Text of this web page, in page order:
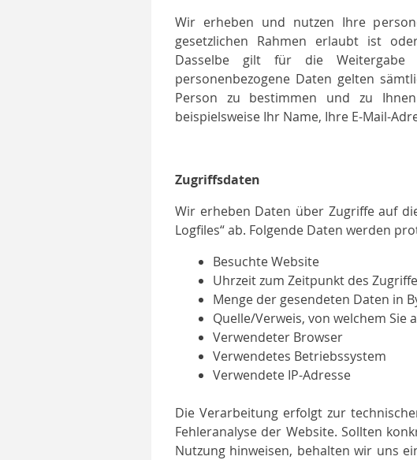
Wir erheben und nutzen Ihre
gesetzlichen Rahmen erlaubt ist
Dasselbe gilt für die Weitergabe
personenbezogene Daten gelten
Person zu bestimmen und zu
beispielsweise Ihr Name, Ihre E-Mail-
Zugriffsdaten
Wir erheben Daten über Zugriffe auf
Logfiles“ ab. Folgende Daten werden
Besuchte Website
Uhrzeit zum Zeitpunkt des
Menge der gesendeten Daten in
Quelle/Verweis, von welchem Sie
Verwendeter Browser
Verwendetes Betriebssystem
Verwendete IP-Adresse
Die Verarbeitung erfolgt zur
Fehleranalyse der Website. Sollten
Nutzung hinweisen, behalten wir uns